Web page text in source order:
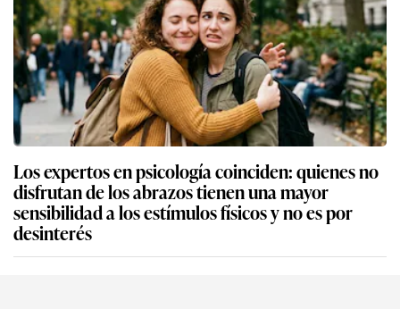
Los expertos en psicología coinciden: quienes no
disfrutan de los abrazos tienen una mayor
sensibilidad a los estímulos físicos y no es por
desinterés